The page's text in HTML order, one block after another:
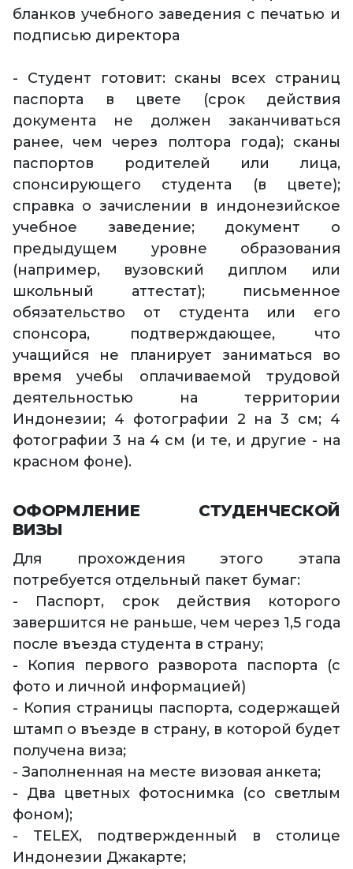
бланков учебного заведения с печатью и
подписью директора
- Студент готовит: сканы всех страниц
паспорта в цвете (срок действия
документа не должен заканчиваться
ранее, чем через полтора года); сканы
паспортов родителей или лица,
спонсирующего студента (в цвете);
справка о зачислении в индонезийское
учебное заведение; документ о
предыдущем уровне образования
(например, вузовский диплом или
школьный аттестат); письменное
обязательство от студента или его
спонсора, подтверждающее, что
учащийся не планирует заниматься во
время учебы оплачиваемой трудовой
деятельностью на территории
Индонезии; 4 фотографии 2 на 3 см; 4
фотографии 3 на 4 см (и те, и другие - на
красном фоне).
ОФОРМЛЕНИЕ СТУДЕНЧЕСКОЙ
ВИЗЫ
Для прохождения этого этапа
потребуется отдельный пакет бумаг:
- Паспорт, срок действия которого
завершится не раньше, чем через 1,5 года
после въезда студента в страну;
- Копия первого разворота паспорта (с
фото и личной информацией)
- Копия страницы паспорта, содержащей
штамп о въезде в страну, в которой будет
получена виза;
- Заполненная на месте визовая анкета;
- Два цветных фотоснимка (со светлым
фоном);
- TELEX, подтвержденный в столице
Индонезии Джакарте;